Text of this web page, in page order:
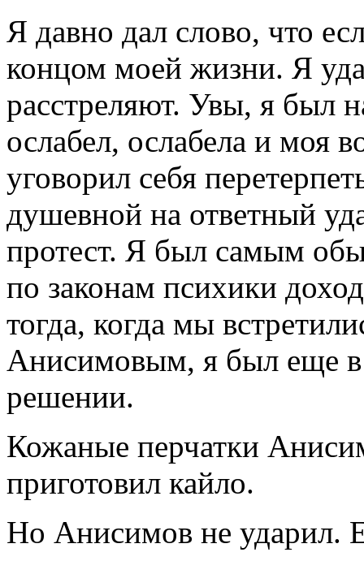
Я давно дал слово, что
концом моей жизни. Я
расстреляют. Увы, я был
ослабел, ослабела и моя
уговорил себя
душевной на ответный
протест. Я был самым
по законам психики
тогда, когда мы
Анисимовым, я был еще в
решении.
Кожаные перчатки
приготовил кайло.
Но Анисимов не ударил.